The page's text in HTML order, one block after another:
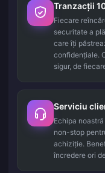
Tranzacții
Fiecare
securitate a
care îți
confidențiale.
sigur, de
Serviciu
Echipa
non-stop
achiziție.
încredere ori